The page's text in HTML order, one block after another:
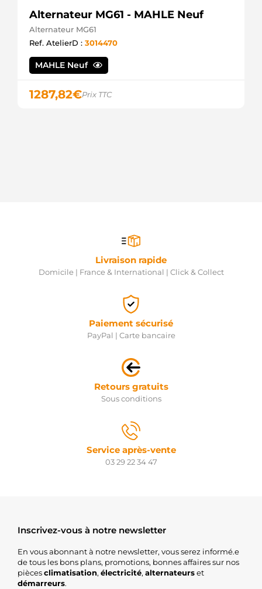
Alternateur MG61 - MAHLE Neuf
Alternateur MG61
Ref. AtelierD : 3014470
MAHLE Neuf
1287,82€Prix TTC
Livraison rapide
Domicile | France & International | Click & Collect
Paiement sécurisé
PayPal | Carte bancaire
Retours gratuits
Sous conditions
Service après-vente
03 29 22 34 47
Inscrivez-vous à notre newsletter
En vous abonnant à notre newsletter, vous serez informé.e
de tous les bons plans, promotions, bonnes affaires sur nos
piècesclimatisation, électricité, alternateurset
démarreurs.